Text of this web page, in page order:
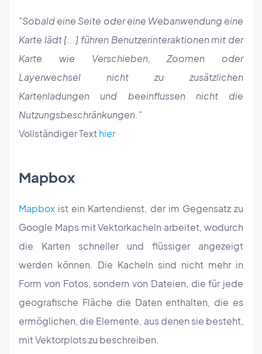
"Sobald eine Seite oder eine Webanwendung eine
Karte lädt [...] führen Benutzerinteraktionen mit der
Karte wie Verschieben, Zoomen oder
Layerwechsel nicht zu zusätzlichen
Kartenladungen und beeinflussen nicht die
Nutzungsbeschränkungen."
Vollständiger Texthier
Mapbox
Mapbox ist ein Kartendienst, der im Gegensatz zu
Google Maps mit Vektorkacheln arbeitet, wodurch
die Karten schneller und flüssiger angezeigt
werden können. Die Kacheln sind nicht mehr in
Form von Fotos, sondern von Dateien, die für jede
geografische Fläche die Daten enthalten, die es
ermöglichen, die Elemente, aus denen sie besteht,
mit Vektorplots zu beschreiben.